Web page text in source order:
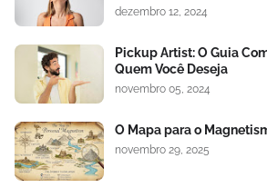
dezembro 12, 2024
Pickup Artist: O Guia
Quem Você Deseja
novembro 05, 2024
O Mapa para o
novembro 29, 2025